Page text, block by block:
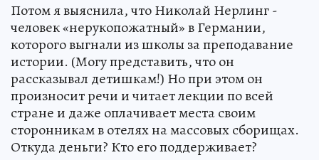
Потом я выяснила, что Николай Нерлинг -
человек «нерукопожатный» в Германии,
которого выгнали из школы за преподавание
истории. (Могу представить, что он
рассказывал детишкам!) Но при этом он
произносит речи и читает лекции по всей
стране и даже оплачивает места своим
сторонникам в отелях на массовых сборищах.
Откуда деньги? Кто его поддерживает?